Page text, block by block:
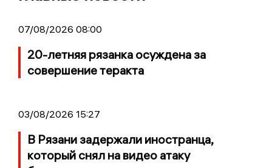
07/08/2026 08:00
20-летняя рязанка осуждена за
совершение теракта
03/08/2026 15:27
В Рязани задержали иностранца,
который снял на видео атаку